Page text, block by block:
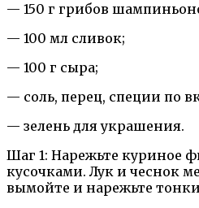
— 150 г грибов
— 100 мл сливок;
— 100 г сыра;
— соль, перец, специи по
— зелень для украшения.
Шаг 1: Нарежьте куриное
кусочками. Лук и чеснок
вымойте и нарежьте